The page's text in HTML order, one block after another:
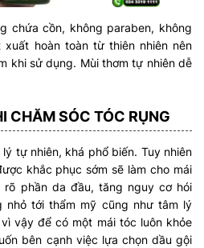
chứa cồn, không paraben, không
hoàn toàn từ thiên nhiên nên
khi sử dụng. Mùi thơm tự nhiên dễ
CHĂM SÓC TÓC RỤNG
tự nhiên, khá phổ biến. Tuy nhiên
khắc phục sớm sẽ làm cho mái
phần da đầu, tăng nguy cơ hói
nhỏ tới thẩm mỹ cũng như tâm lý
vậy để có một mái tóc luôn khỏe
bên cạnh việc lựa chọn dầu gội